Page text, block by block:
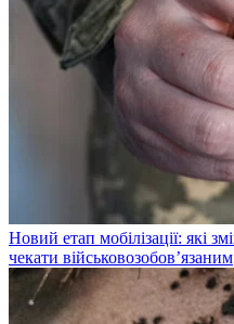
Новий етап мобілізації: які
чекати військовозобов’язаним